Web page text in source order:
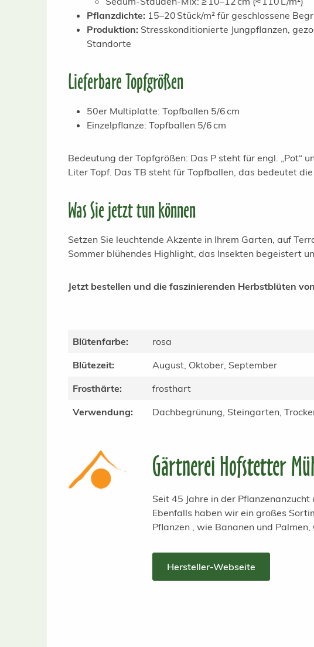
Pflanzdichte: 15–20 Stück/m² für geschlossene
Produktion: Stresskonditionierte Jungpflanzen,
Standorte
Lieferbare Topfgrößen
50er Multiplatte: Topfballen 5/6 cm
Einzelpflanze: Topfballen 5/6 cm
Bedeutung der Topfgrößen: Das P steht für engl. „Pot“
Liter Topf. Das TB steht für Topfballen, das bedeutet
Was Sie jetzt tun können
Setzen Sie leuchtende Akzente in Ihrem Garten, auf
Sommer blühendes Highlight, das Insekten begeistert
Jetzt bestellen und die faszinierenden Herbstblüten
Blütenfarbe:
rosa
Blütezeit:
August, Oktober, September
Frosthärte:
frosthart
Verwendung:
Dachbegrünung, Steingarten,
Gärtnerei Hofstetter
Seit 45 Jahre in der
Ebenfalls haben wir ein großes
Pflanzen , wie Bananen und
Hersteller-Webseite